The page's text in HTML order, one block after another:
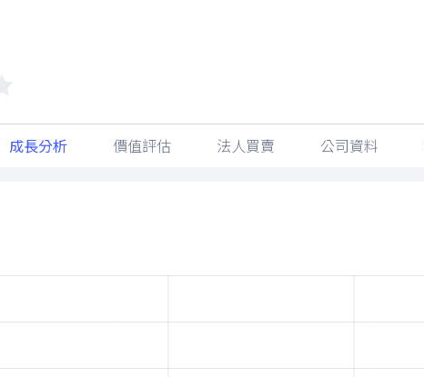
成長分析 價值評估 法人買賣 公司資料